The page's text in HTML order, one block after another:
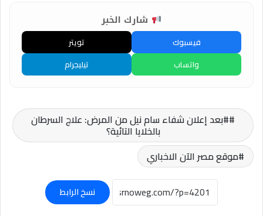
شارك الخبر
فيسبوك
تويتر
واتساب
تيليجرام
#بعد إعلان شفاء سام نيل من المرض: علاج السرطان
بالخلايا التائية؟
موقع مصر الآن الاخباري
نسخ الرابط